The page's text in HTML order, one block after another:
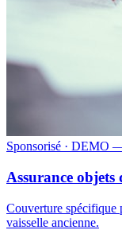
Sponsorisé · DEMO
Assurance
Couverture spécifique
vaisselle ancienne.